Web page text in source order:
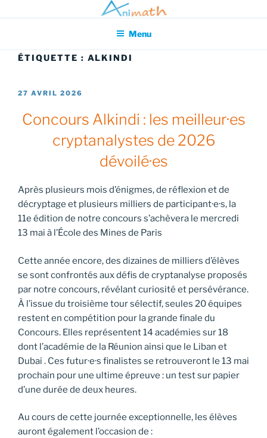
au
principal
Association pour l'Animation en Mathématiques
Menu
ÉTIQUETTE : ALKINDI
PUBLIÉ
27 AVRIL 2026
Concours Alkindi : les meilleur·es
cryptanalystes de 2026
dévoilé·es
Après plusieurs mois d’énigmes, de réflexion et de
décryptage et plusieurs milliers de participant·e·s, la
11e édition de notre concours s’achèvera le mercredi
13 mai à l’École des Mines de Paris
Cette année encore, des dizaines de milliers d’élèves
se sont confrontés aux défis de cryptanalyse proposés
par notre concours, révélant curiosité et persévérance.
À l’issue du troisième tour sélectif, seules 20 équipes
restent en compétition pour la grande finale du
Concours. Elles représentent 14 académies sur 18
dont l’académie de la Réunion ainsi que le Liban et
Dubai . Ces futur·e·s finalistes se retrouveront le 13 mai
prochain pour une ultime épreuve : un test sur papier
d’une durée de deux heures.
Au cours de cette journée exceptionnelle, les élèves
auront également l’occasion de :